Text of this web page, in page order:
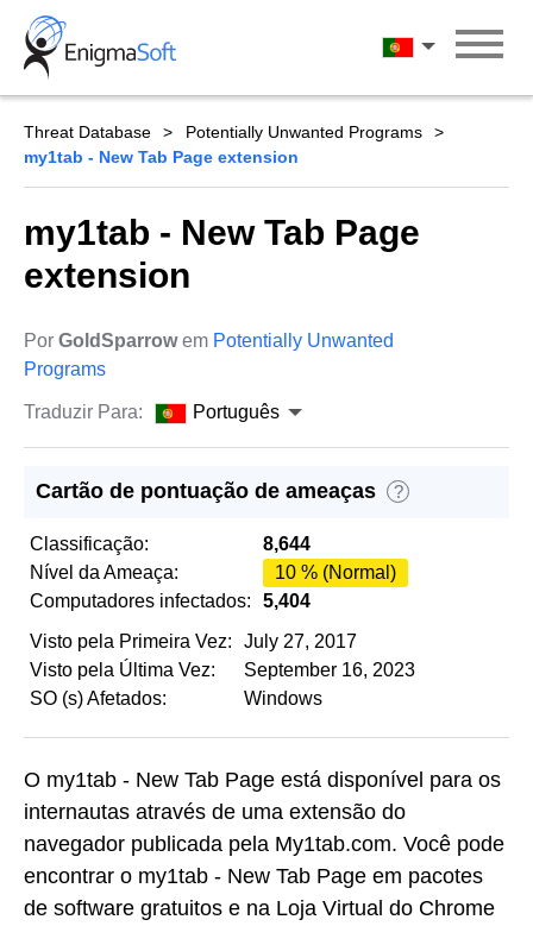
Skip
content
Português
Threat Database
Potentially Unwanted Programs
my1tab - New Tab Page extension
my1tab - New Tab Page
extension
Por GoldSparrowem Potentially Unwanted
Programs
Traduzir Para: Português
Cartão de pontuação de ameaças ?
Classificação:
8,644
Nível da Ameaça:
10 % (Normal)
Computadores infectados:
5,404
Visto pela Primeira Vez:
July 27, 2017
Visto pela Última Vez:
September 16, 2023
SO (s) Afetados:
Windows
O my1tab - New Tab Page está disponível para os
internautas através de uma extensão do
navegador publicada pela My1tab.com. Você pode
encontrar o my1tab - New Tab Page em pacotes
de software gratuitos e na Loja Virtual do Chrome